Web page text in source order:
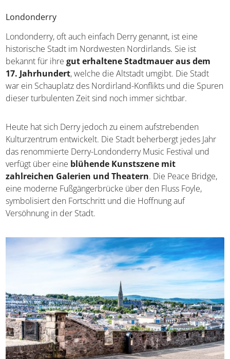
Londonderry
Londonderry, oft auch einfach Derry genannt, ist eine
historische Stadt im Nordwesten Nordirlands. Sie ist
bekannt für ihre gut erhaltene Stadtmauer aus dem
17. Jahrhundert
, welche die Altstadt umgibt. Die Stadt
Heute hat sich Derry jedoch zu einem aufstrebenden
Kulturzentrum entwickelt. Die Stadt beherbergt jedes Jahr
das renommierte Derry-Londonderry Music Festival und
verfügt über eineblühende Kunstszene mit
zahlreichen Galerien und Theatern. Die Peace
Bridge, eine moderne Fußgängerbrücke über den Fluss
Foyle, symbolisiert den Fortschritt und die Hoffnung auf